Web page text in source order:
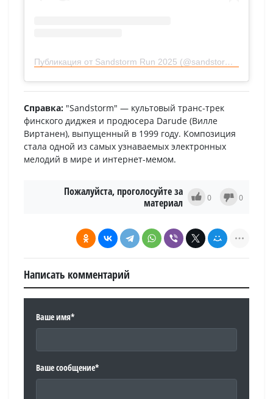
Публикация от Sandstorm Run 2025 (@sandstormrun)
Справка: "Sandstorm" — культовый транс-трек
финского диджея и продюсера Darude (Вилле
Виртанен), выпущенный в 1999 году. Композиция
стала одной из самых узнаваемых электронных
мелодий в мире и интернет-мемом.
Пожалуйста, проголосуйте за
материал
0 0
Написать комментарий
Ваше имя*
Ваше сообщение*